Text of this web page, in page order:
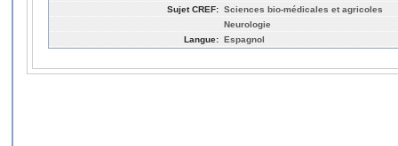
Sujet CREF: Sciences bio-médicales et agricoles
Neurologie
Langue: Espagnol